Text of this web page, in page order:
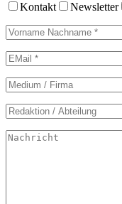
Kontakt Newsletter